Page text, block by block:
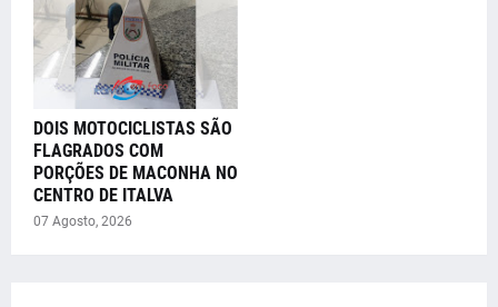
DOIS MOTOCICLISTAS SÃO
FLAGRADOS COM
PORÇÕES DE MACONHA NO
CENTRO DE ITALVA
07 Agosto, 2026